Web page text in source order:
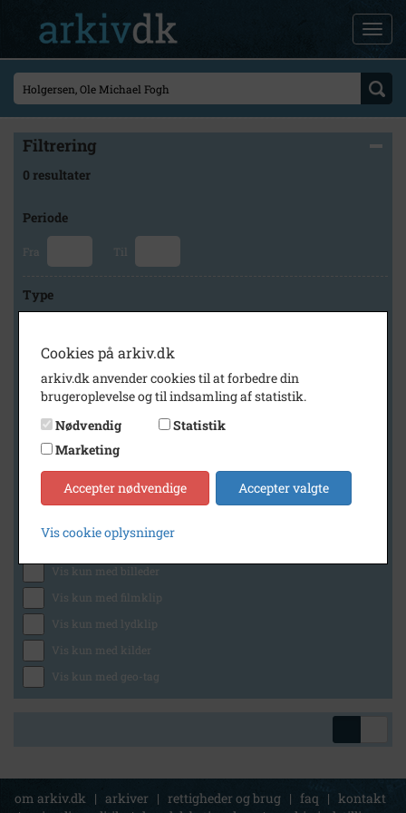
Filtrering
0 resultater
Periode
Fra Til
Type
Arkiv
Herlev Kommunes Lokalarkiv
Generelt
Vis kun med billeder
Vis kun med filmklip
Vis kun med lydklip
Vis kun med kilder
Vis kun med geo-tag
om arkiv.dk | arkiver | rettigheder og brug | faq | kontakt
Cookies på arkiv.dk
arkiv.dk anvender cookies til at forbedre din
brugeroplevelse og til indsamling af statistik.
Nødvendig
Statistik
Marketing
Accepter nødvendige Accepter valgte
Vis cookie oplysninger